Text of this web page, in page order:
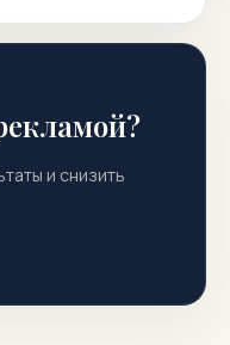
и снизить